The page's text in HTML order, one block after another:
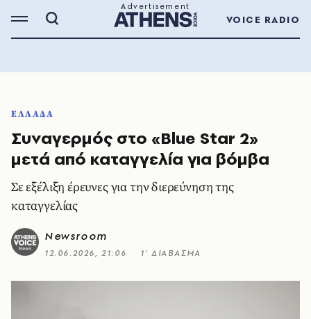
VOICE RADIO
ΕΛΛΑΔΑ
Συναγερμός στο «Blue Star 2»
μετά από καταγγελία για βόμβα
Σε εξέλιξη έρευνες για την διερεύνηση της
καταγγελίας
Newsroom
12.06.2026, 21:06 1’ ΔΙΑΒΑΣΜΑ